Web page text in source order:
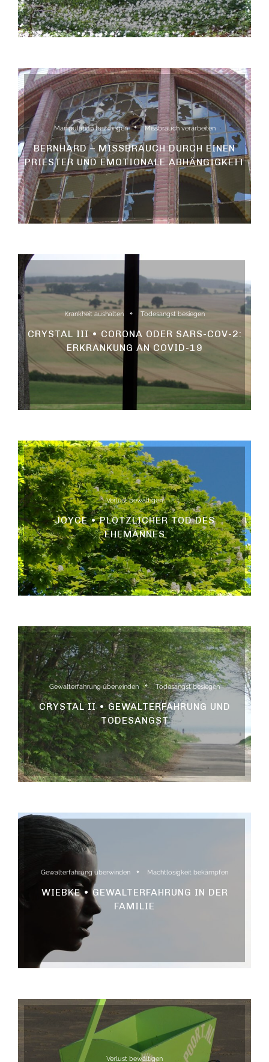
Manipulation bezwingen Missbrauch verarbeiten
BERNHARD – MISSBRAUCH DURCH EINEN
PRIESTER UND EMOTIONALE ABHÄNGIGKEIT
Krankheit aushalten Todesangst besiegen
CRYSTAL III • CORONA ODER SARS-COV-2:
ERKRANKUNG AN COVID-19
Verlust bewältigen
JOYCE • PLÖTZLICHER TOD DES
EHEMANNES
Gewalterfahrung überwinden Todesangst besiegen
CRYSTAL II • GEWALTERFAHRUNG UND
TODESANGST
Gewalterfahrung überwinden Machtlosigkeit bekämpfen
WIEBKE • GEWALTERFAHRUNG IN DER
FAMILIE
Verlust bewältigen